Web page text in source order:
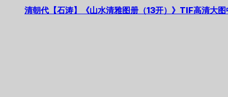
清朝代【石涛】《山水清雅图册（13开）》TIF高清大